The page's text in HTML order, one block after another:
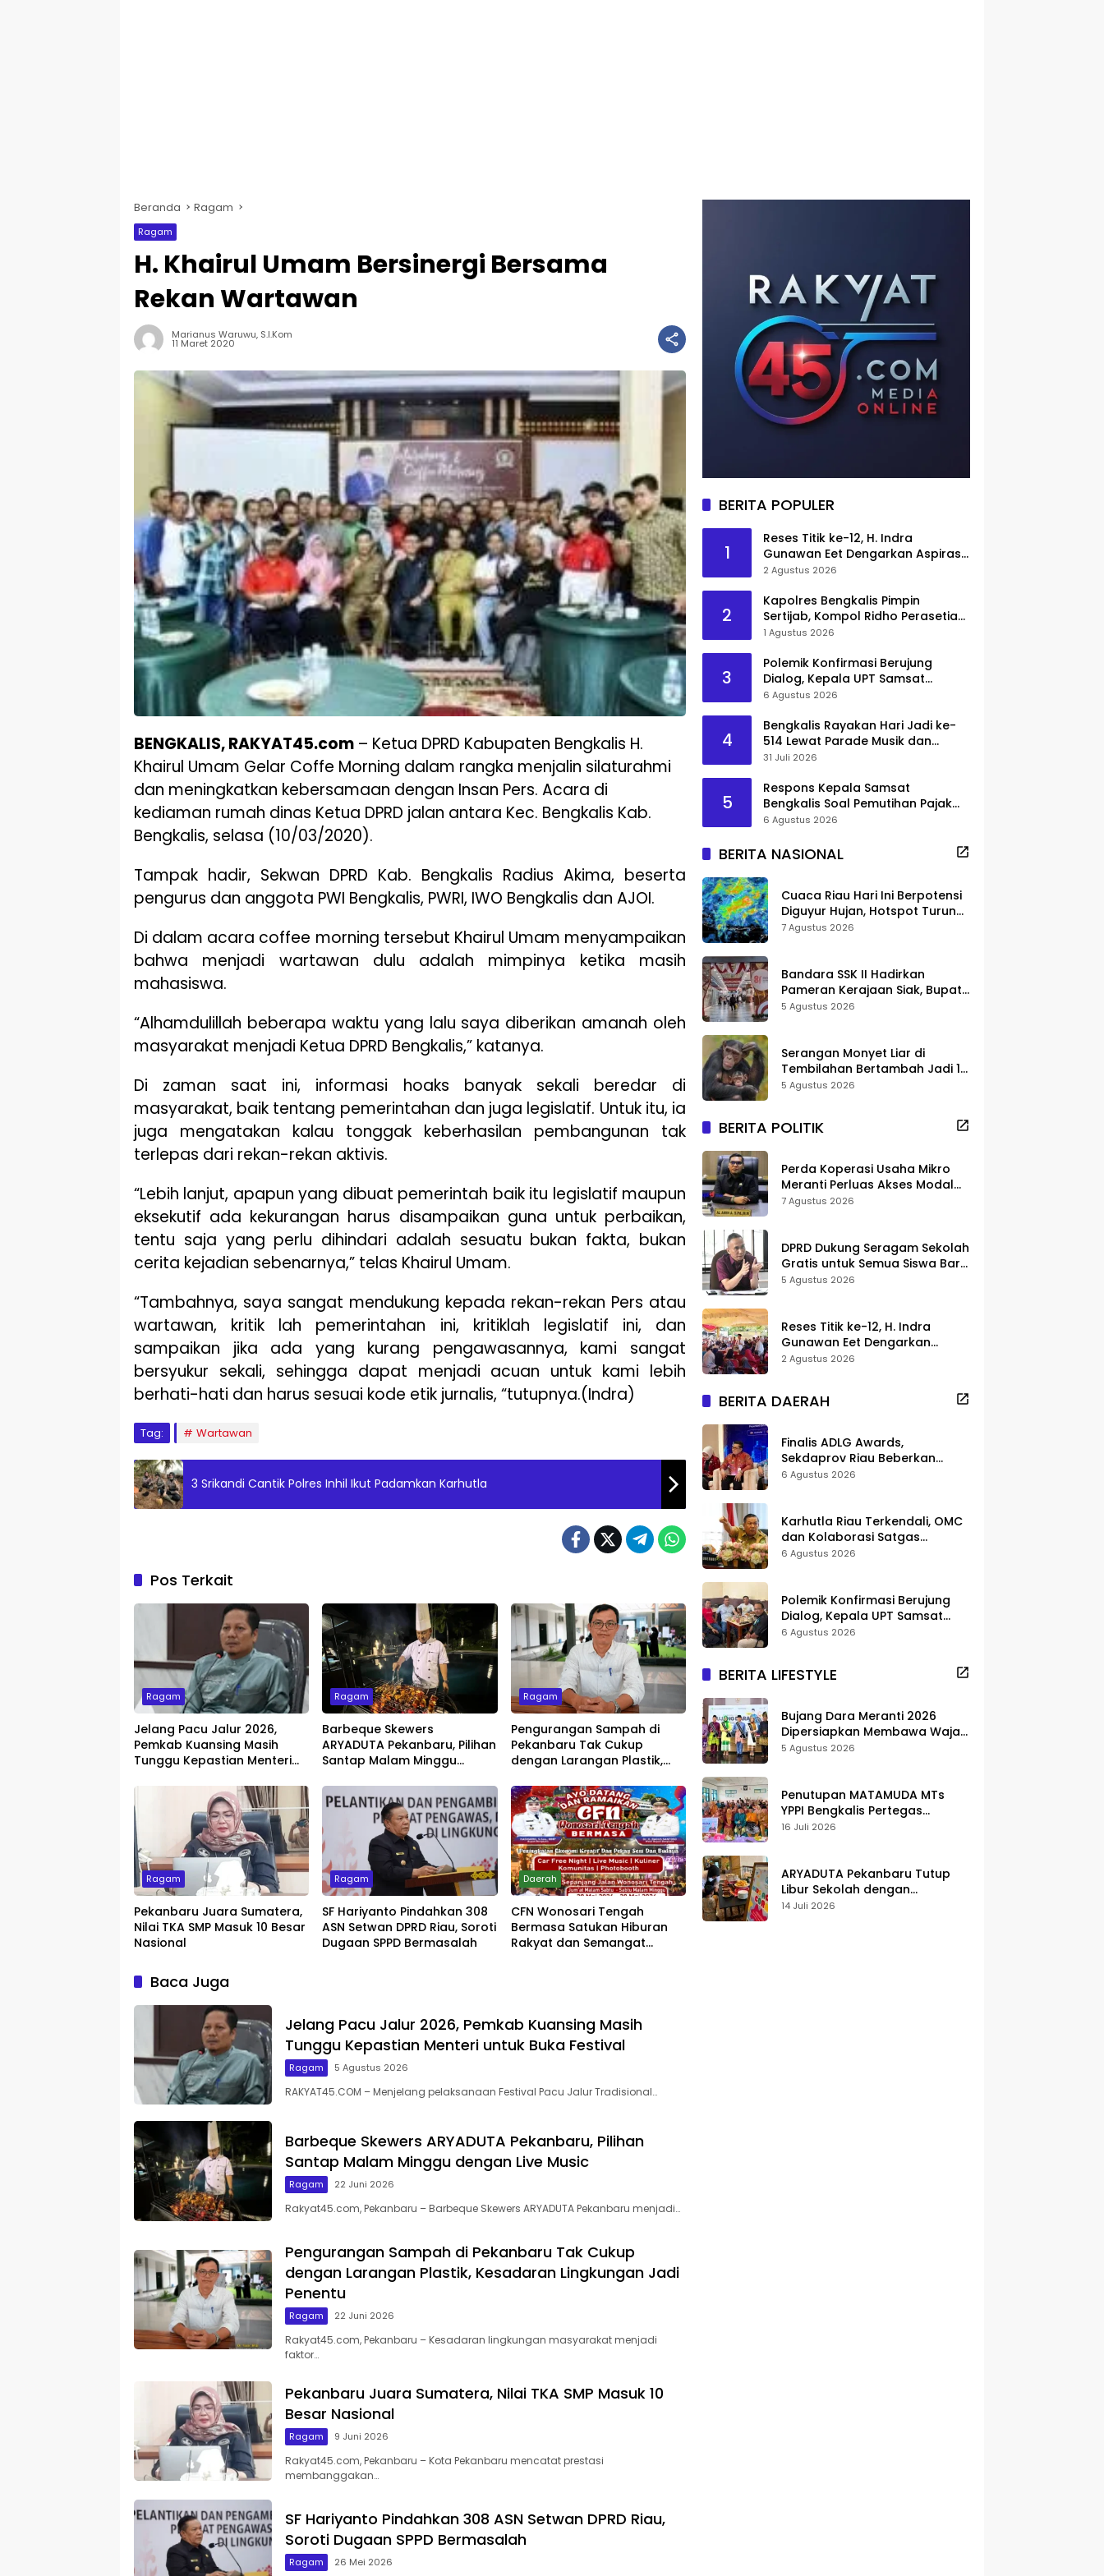
Beranda Ragam
Ragam
H. Khairul Umam Bersinergi Bersama
Rekan Wartawan
Marianus Waruwu, S.I.Kom
11 Maret 2020
BENGKALIS, RAKYAT45.com – Ketua DPRD Kabupaten Bengkalis H.
Khairul Umam Gelar Coffe Morning dalam rangka menjalin silaturahmi
dan meningkatkan kebersamaan dengan Insan Pers. Acara di
kediaman rumah dinas Ketua DPRD jalan antara Kec. Bengkalis Kab.
Bengkalis, selasa (10/03/2020).
Tampak hadir, Sekwan DPRD Kab. Bengkalis Radius Akima, beserta
pengurus dan anggota PWI Bengkalis, PWRI, IWO Bengkalis dan AJOI.
Di dalam acara coffee morning tersebut Khairul Umam menyampaikan
bahwa menjadi wartawan dulu adalah mimpinya ketika masih
mahasiswa.
“Alhamdulillah beberapa waktu yang lalu saya diberikan amanah oleh
masyarakat menjadi Ketua DPRD Bengkalis,” katanya.
Di zaman saat ini, informasi hoaks banyak sekali beredar di
masyarakat, baik tentang pemerintahan dan juga legislatif. Untuk itu, ia
juga mengatakan kalau tonggak keberhasilan pembangunan tak
terlepas dari rekan-rekan aktivis.
“Lebih lanjut, apapun yang dibuat pemerintah baik itu legislatif maupun
eksekutif ada kekurangan harus disampaikan guna untuk perbaikan,
tentu saja yang perlu dihindari adalah sesuatu bukan fakta, bukan
cerita kejadian sebenarnya,” telas Khairul Umam.
“Tambahnya, saya sangat mendukung kepada rekan-rekan Pers atau
wartawan, kritik lah pemerintahan ini, kritiklah legislatif ini, dan
sampaikan jika ada yang kurang pengawasannya, kami sangat
bersyukur sekali, sehingga dapat menjadi acuan untuk kami lebih
berhati-hati dan harus sesuai kode etik jurnalis, “tutupnya.(Indra)
Tag: Wartawan
3 Srikandi Cantik Polres Inhil Ikut Padamkan Karhutla
Pos Terkait
Ragam
Jelang Pacu Jalur 2026,
Pemkab Kuansing Masih
Tunggu Kepastian Menteri
Ragam
Barbeque Skewers
ARYADUTA Pekanbaru, Pilihan
Santap Malam Minggu
Ragam
Pengurangan Sampah di
Pekanbaru Tak Cukup
dengan Larangan Plastik,
Penentu
Ragam
Pekanbaru Juara Sumatera,
Nilai TKA SMP Masuk 10 Besar
Nasional
Ragam
SF Hariyanto Pindahkan 308
ASN Setwan DPRD Riau, Soroti
Dugaan SPPD Bermasalah
Daerah
CFN Wonosari Tengah
Bermasa Satukan Hiburan
Rakyat dan Semangat
Baca Juga
Jelang Pacu Jalur 2026, Pemkab Kuansing Masih
Tunggu Kepastian Menteri untuk Buka Festival
Ragam 5 Agustus 2026
RAKYAT45.COM – Menjelang pelaksanaan Festival Pacu Jalur Tradisional…
Barbeque Skewers ARYADUTA Pekanbaru, Pilihan
Santap Malam Minggu dengan Live Music
Ragam 22 Juni 2026
Rakyat45.com, Pekanbaru – Barbeque Skewers ARYADUTA Pekanbaru menjadi…
Pengurangan Sampah di Pekanbaru Tak Cukup
dengan Larangan Plastik, Kesadaran Lingkungan Jadi
Penentu
Ragam 22 Juni 2026
Rakyat45.com, Pekanbaru – Kesadaran lingkungan masyarakat menjadi
faktor…
Pekanbaru Juara Sumatera, Nilai TKA SMP Masuk 10
Besar Nasional
Ragam 9 Juni 2026
Rakyat45.com, Pekanbaru – Kota Pekanbaru mencatat prestasi
membanggakan…
SF Hariyanto Pindahkan 308 ASN Setwan DPRD Riau,
Soroti Dugaan SPPD Bermasalah
Ragam 26 Mei 2026
BERITA POPULER
1
Reses Titik ke-12, H. Indra
Gunawan Eet Dengarkan Aspirasi
Senggoro
2 Agustus 2026
2
Kapolres Bengkalis Pimpin
Sertijab, Kompol Ridho Perasetia
Jadi Wakapolres
1 Agustus 2026
3
Polemik Konfirmasi Berujung
Dialog, Kepala UPT Samsat
Bengkalis Minta Maaf
6 Agustus 2026
4
Bengkalis Rayakan Hari Jadi ke-
514 Lewat Parade Musik dan
Pameran Kuliner
31 Juli 2026
5
Respons Kepala Samsat
Bengkalis Soal Pemutihan Pajak
Disorot
6 Agustus 2026
BERITA NASIONAL
Cuaca Riau Hari Ini Berpotensi
Diguyur Hujan, Hotspot Turun
Jadi 25 Titik
7 Agustus 2026
Bandara SSK II Hadirkan
Pameran Kerajaan Siak, Bupati
Afni: Jadi Ruang Edukasi
5 Agustus 2026
Serangan Monyet Liar di
Tembilahan Bertambah Jadi 16
Korban, DPKP Bantah Video
5 Agustus 2026
BERITA POLITIK
Perda Koperasi Usaha Mikro
Meranti Perluas Akses Modal
dan Pasar
7 Agustus 2026
DPRD Dukung Seragam Sekolah
Gratis untuk Semua Siswa Baru,
Minta Rehab Sekolah Jangan
5 Agustus 2026
Reses Titik ke-12, H. Indra
Gunawan Eet Dengarkan
Aspirasi Senggoro
2 Agustus 2026
BERITA DAERAH
Finalis ADLG Awards,
Sekdaprov Riau Beberkan
Strategi Digitalisasi untuk
6 Agustus 2026
Karhutla Riau Terkendali, OMC
dan Kolaborasi Satgas
Berhasil Tekan Titik Api
6 Agustus 2026
Polemik Konfirmasi Berujung
Dialog, Kepala UPT Samsat
Bengkalis Minta Maaf
6 Agustus 2026
BERITA LIFESTYLE
Bujang Dara Meranti 2026
Dipersiapkan Membawa Wajah
Daerah ke Publik
5 Agustus 2026
Penutupan MATAMUDA MTs
YPPI Bengkalis Pertegas
Pendidikan Berbasis Adat dan
16 Juli 2026
ARYADUTA Pekanbaru Tutup
Libur Sekolah dengan
Pengalaman Staycation
14 Juli 2026